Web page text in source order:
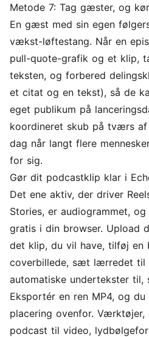
Metode 7: Tag gæster, og
En gæst med sin egen
vækst-løftestang. Når en
pull-quote-grafik og et klip,
teksten, og forbered
et citat og en tekst), så de
eget publikum på
koordineret skub på tværs
dag når langt flere
for sig.
Gør dit podcastklip klar i
Det ene aktiv, der driver
Stories, er audiogrammet,
gratis i din browser. Upload
det klip, du vil have, tilføj en
coverbillede, sæt lærredet til
automatiske undertekster til,
Eksportér en ren MP4, og
placering ovenfor.
podcast til video,